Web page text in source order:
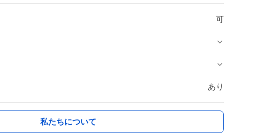
可
あり
私たちについて